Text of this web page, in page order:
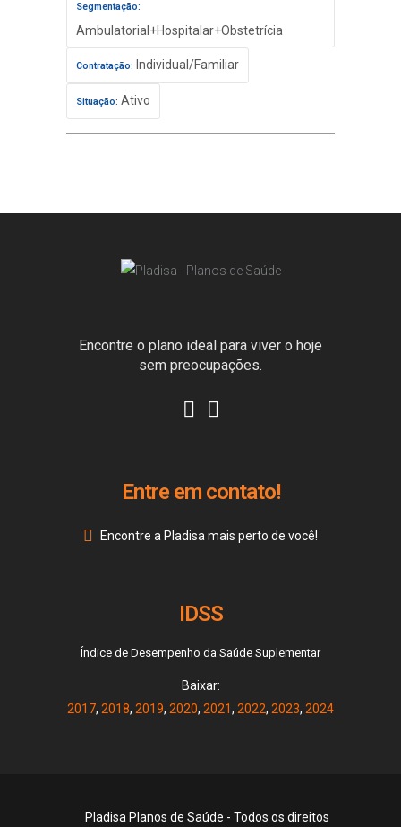
Segmentação:
Ambulatorial+Hospitalar+Obstetrícia
Contratação: Individual/Familiar
Situação: Ativo
Encontre o plano ideal para viver o hoje
sem preocupações.
Entre em contato!
Encontre a Pladisa mais perto de você!
IDSS
Índice de Desempenho da Saúde Suplementar
Baixar:
2017, 2018, 2019, 2020, 2021, 2022, 2023, 2024
Pladisa Planos de Saúde - Todos os direitos